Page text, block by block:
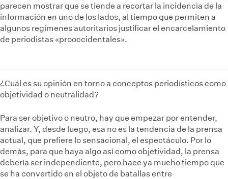
parecen mostrar que se tiende a recortar la incidencia de la
información en uno de los lados, al tiempo que permiten a
algunos regímenes autoritarios justificar el encarcelamiento
de periodistas «prooccidentales».
¿Cuál es su opinión en torno a conceptos periodísticos como
objetividad o neutralidad?
Para ser objetivo o neutro, hay que empezar por entender,
analizar. Y, desde luego, esa no es la tendencia de la prensa
actual, que prefiere lo sensacional, el espectáculo. Por lo
demás, para que haya algo así como objetividad, la prensa
debería ser independiente, pero hace ya mucho tiempo que
se ha convertido en el objeto de batallas entre